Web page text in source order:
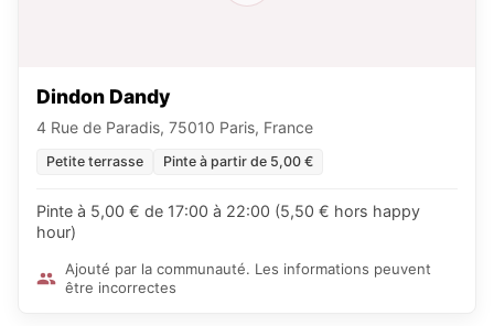
Dindon Dandy
4 Rue de Paradis, 75010 Paris, France
Petite terrasse Pinte à partir de 5,00 €
Pinte à 5,00 € de 17:00 à 22:00 (5,50 € hors happy
hour)
Ajouté par la communauté. Les informations peuvent
être incorrectes